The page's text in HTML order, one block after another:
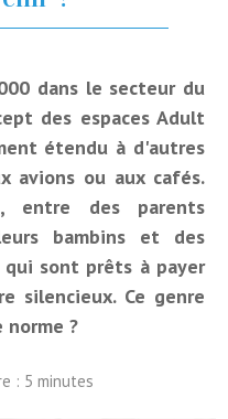
dans le secteur du
des espaces Adult
étendu à d'autres
avions ou aux cafés.
entre des parents
bambins et des
sont prêts à payer
silencieux. Ce genre
?
: 5 minutes